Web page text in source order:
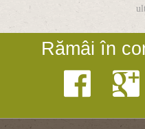
Rămâi în